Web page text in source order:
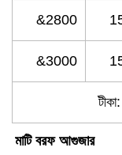
&2800
&3000
মাটি বরফ আগুজার